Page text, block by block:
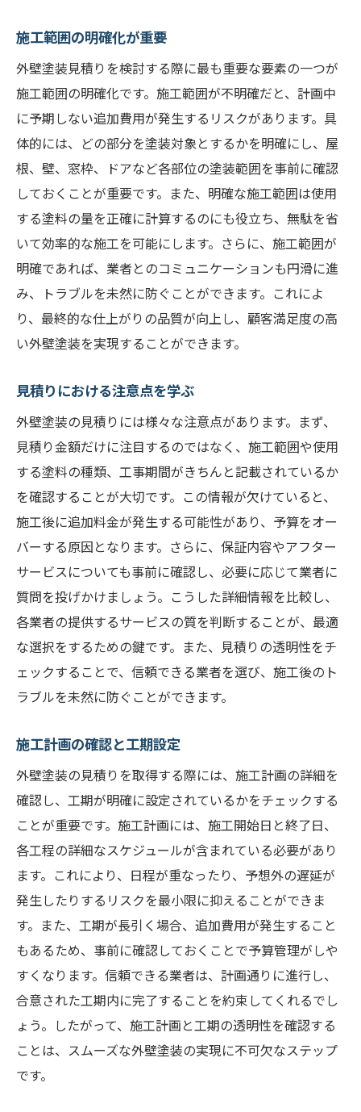
価格とサービスのバランスを考える
見積り比較での優先事項を設定
業者選びにおける見積りの役割
見積りの比較で見える適正価格とは
外壁塗装見積りでの正しい判断基準
外壁塗装見積りでの工期確認が満足度を左右す
る
工期の設定とその影響
見積りでの工期をどう確認するか
工期設定が施工満足度に与える影響
見積り書での工期確認の重要性
外壁塗装見積りでの効率的な工期管理
見積りから見る外壁塗装の保証内容とアフター
サービス
保証内容を見積りで確認する方法
アフターサービスの有無をチェック
外壁塗装の長期的な価値を見積りで判断
見積りから見る業者の信頼度
外壁塗装見積りでの安心保証を確保
外壁塗装見積りで失敗しないための最終チェッ
クポイント
最終確認事項を整理しよう
見積り書全体の見直しポイント
外壁塗装見積りでの最終決断をする
見積りにおける最後の注意点
施工範囲の明確化が重要
外壁塗装見積りを検討する際に最も重要な要素の一つが
施工範囲の明確化です。施工範囲が不明確だと、計画中
に予期しない追加費用が発生するリスクがあります。具
体的には、どの部分を塗装対象とするかを明確にし、屋
根、壁、窓枠、ドアなど各部位の塗装範囲を事前に確認
しておくことが重要です。また、明確な施工範囲は使用
する塗料の量を正確に計算するのにも役立ち、無駄を省
いて効率的な施工を可能にします。さらに、施工範囲が
明確であれば、業者とのコミュニケーションも円滑に進
み、トラブルを未然に防ぐことができます。これによ
り、最終的な仕上がりの品質が向上し、顧客満足度の高
い外壁塗装を実現することができます。
見積りにおける注意点を学ぶ
外壁塗装の見積りには様々な注意点があります。まず、
見積り金額だけに注目するのではなく、施工範囲や使用
する塗料の種類、工事期間がきちんと記載されているか
を確認することが大切です。この情報が欠けていると、
施工後に追加料金が発生する可能性があり、予算をオー
バーする原因となります。さらに、保証内容やアフター
サービスについても事前に確認し、必要に応じて業者に
質問を投げかけましょう。こうした詳細情報を比較し、
各業者の提供するサービスの質を判断することが、最適
な選択をするための鍵です。また、見積りの透明性をチ
ェックすることで、信頼できる業者を選び、施工後のト
ラブルを未然に防ぐことができます。
施工計画の確認と工期設定
外壁塗装の見積りを取得する際には、施工計画の詳細を
確認し、工期が明確に設定されているかをチェックする
ことが重要です。施工計画には、施工開始日と終了日、
各工程の詳細なスケジュールが含まれている必要があり
ます。これにより、日程が重なったり、予想外の遅延が
発生したりするリスクを最小限に抑えることができま
す。また、工期が長引く場合、追加費用が発生すること
もあるため、事前に確認しておくことで予算管理がしや
すくなります。信頼できる業者は、計画通りに進行し、
合意された工期内に完了することを約束してくれるでし
ょう。したがって、施工計画と工期の透明性を確認する
ことは、スムーズな外壁塗装の実現に不可欠なステップ
です。